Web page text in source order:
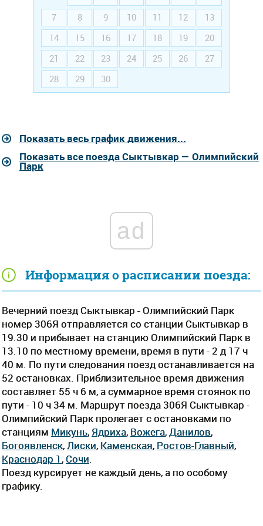
Информация о расписании поезда:
Вечерний поезд Сыктывкар - Олимпийский Парк
номер 306Я отправляется со станции Сыктывкар в
19.30 и прибывает на станцию Олимпийский Парк в
13.10 по местному времени, время в пути - 2 д 17 ч
40 м. По пути следования поезд останавливается на
52 остановках. Приблизительное время движения
составляет 55 ч 6 м, а суммарное время стоянок по
пути - 10 ч 34 м. Маршрут поезда 306Я Сыктывкар -
Олимпийский Парк пролегает c остановками по
станциям Микунь, Ядриха, Вожега, Данилов,
Богоявленск, Лиски, Каменская, Ростов-Главный,
Краснодар 1 , Сочи
Поезд курсирует не каждый день, а по особому
графику.
7
8 9 10 11 12
13
14
15 16 17 18 19
20
21
22 23 24 25 26
27
28
29 30
Показать весь график движения...
Показать все поезда Сыктывкар — Олимпийский
Парк
ad